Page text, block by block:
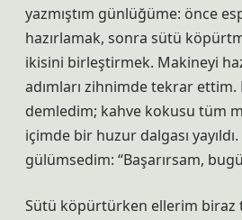
yazmıştım günlüğüme: önce
hazırlamak, sonra sütü
ikisini birleştirmek. Makineyi
adımları zihnimde tekrar ettim.
demledim; kahve kokusu tüm
içimde bir huzur dalgası
gülümsedim: “Başarırsam,
Sütü köpürtürken ellerim biraz